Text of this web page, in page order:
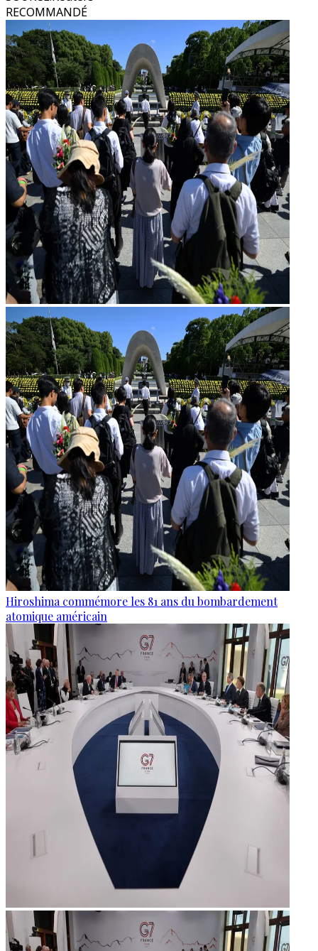
RECOMMANDÉ
Hiroshima commémore les 81 ans du bombardement
atomique américain